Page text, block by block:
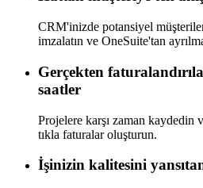
CRM'inizde potansiyel
imzalatın ve OneSuite'tan
Gerçekten
saatler
Projelere karşı zaman kaydedin
tıkla faturalar oluşturun.
İşinizin kalitesini